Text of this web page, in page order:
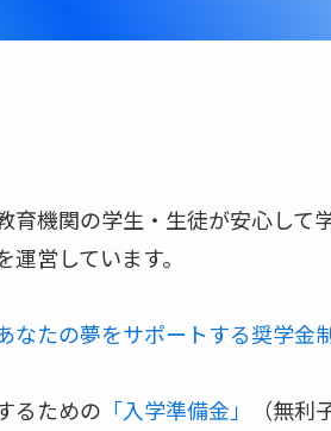
育機関の学生・生徒が安心して
営しています。
なたの夢をサポートする奨学金
るための 「入学準備金」
（無利